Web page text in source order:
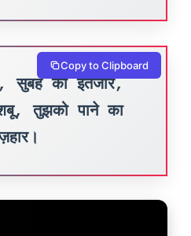
सुबह का इंतजार,
तुझको पाने का
Copy to Clipboard